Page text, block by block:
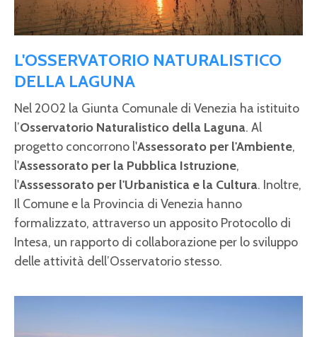
L'OSSERVATORIO NATURALISTICO
DELLA LAGUNA
Nel 2002 la Giunta Comunale di Venezia ha istituito
l’Osservatorio Naturalistico della Laguna. Al
progetto concorrono l'Assessorato per l'Ambiente,
l'Assessorato per la Pubblica Istruzione,
l'Asssessorato per l'Urbanistica e la Cultura. Inoltre,
Il Comune e la Provincia di Venezia hanno
formalizzato, attraverso un apposito Protocollo di
Intesa, un rapporto di collaborazione per lo sviluppo
delle attività dell’Osservatorio stesso.